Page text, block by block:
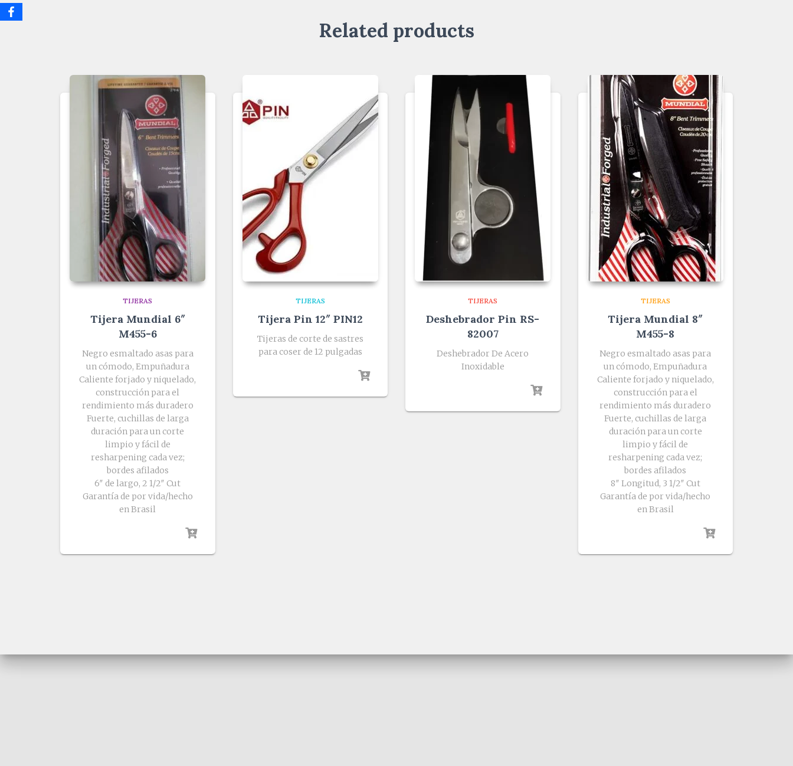
Related products
TIJERAS
Tijera Mundial 6″
M455-6
Negro esmaltado asas para
un cómodo, Empuñadura
Caliente forjado y niquelado,
construcción para el
rendimiento más duradero
Fuerte, cuchillas de larga
duración para un corte
limpio y fácil de
resharpening cada vez;
bordes afilados
6″ de largo, 2 1/2″ Cut
Garantía de por vida/hecho
en Brasil
TIJERAS
Tijera Pin 12″ PIN12
Tijeras de corte de sastres
para coser de 12 pulgadas
TIJERAS
Deshebrador Pin RS-
82007
Deshebrador De Acero
Inoxidable
TIJERAS
Tijera Mundial 8″
M455-8
Negro esmaltado asas para
un cómodo, Empuñadura
Caliente forjado y niquelado,
construcción para el
rendimiento más duradero
Fuerte, cuchillas de larga
duración para un corte
limpio y fácil de
resharpening cada vez;
bordes afilados
8″ Longitud, 3 1/2″ Cut
Garantía de por vida/hecho
en Brasil